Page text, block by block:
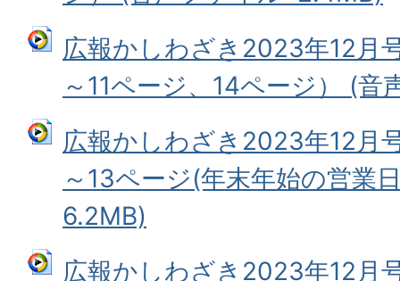
広報かしわざき2023年12月
～11ページ、14ページ） (音
広報かしわざき2023年12月
～13ページ(年末年始の営業
6.2MB)
広報かしわざき2023年12月